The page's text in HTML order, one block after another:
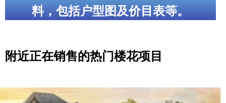
料，包括户型图及价目表等。
附近正在销售的热门楼花项目